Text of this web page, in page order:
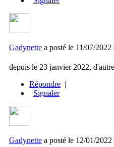
Gadynette a posté le 11/07/2022
depuis le 23 janvier 2022,
Répondre |
Signaler
Gadynette a posté le 12/01/